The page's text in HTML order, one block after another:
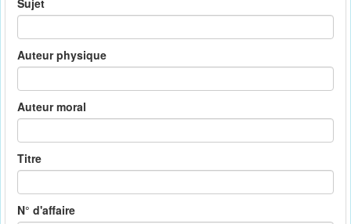
Auteur physique
Auteur moral
Titre
N° d'affaire